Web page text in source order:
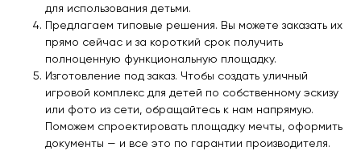
для использования детьми.
Предлагаем типовые решения. Вы можете заказать их
прямо сейчас и за короткий срок получить
полноценную функциональную площадку.
Изготовление под заказ. Чтобы создать уличный
игровой комплекс для детей по собственному эскизу
или фото из сети, обращайтесь к нам напрямую.
Поможем спроектировать площадку мечты, оформить
документы — и все это по гарантии производителя.